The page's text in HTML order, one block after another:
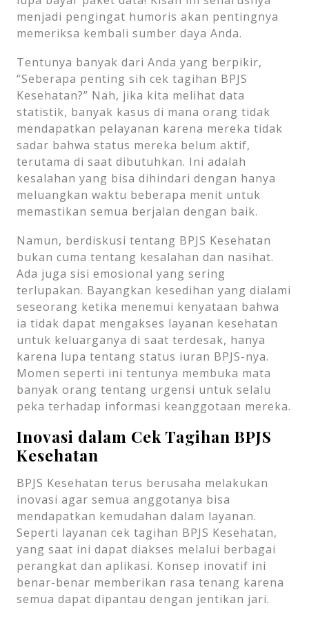
menjadi pengingat humoris akan pentingnya
memeriksa kembali sumber daya Anda.
Tentunya banyak dari Anda yang berpikir,
“Seberapa penting sih cek tagihan BPJS
Kesehatan?” Nah, jika kita melihat data
statistik, banyak kasus di mana orang tidak
mendapatkan pelayanan karena mereka tidak
sadar bahwa status mereka belum aktif,
terutama di saat dibutuhkan. Ini adalah
kesalahan yang bisa dihindari dengan hanya
meluangkan waktu beberapa menit untuk
memastikan semua berjalan dengan baik.
Namun, berdiskusi tentang BPJS Kesehatan
bukan cuma tentang kesalahan dan nasihat.
Ada juga sisi emosional yang sering
terlupakan. Bayangkan kesedihan yang dialami
seseorang ketika menemui kenyataan bahwa
ia tidak dapat mengakses layanan kesehatan
untuk keluarganya di saat terdesak, hanya
karena lupa tentang status iuran BPJS-nya.
Momen seperti ini tentunya membuka mata
banyak orang tentang urgensi untuk selalu
peka terhadap informasi keanggotaan mereka.
Inovasi dalam Cek Tagihan BPJS
Kesehatan
BPJS Kesehatan terus berusaha melakukan
inovasi agar semua anggotanya bisa
mendapatkan kemudahan dalam layanan.
Seperti layanan cek tagihan BPJS Kesehatan,
yang saat ini dapat diakses melalui berbagai
perangkat dan aplikasi. Konsep inovatif ini
benar-benar memberikan rasa tenang karena
semua dapat dipantau dengan jentikan jari.